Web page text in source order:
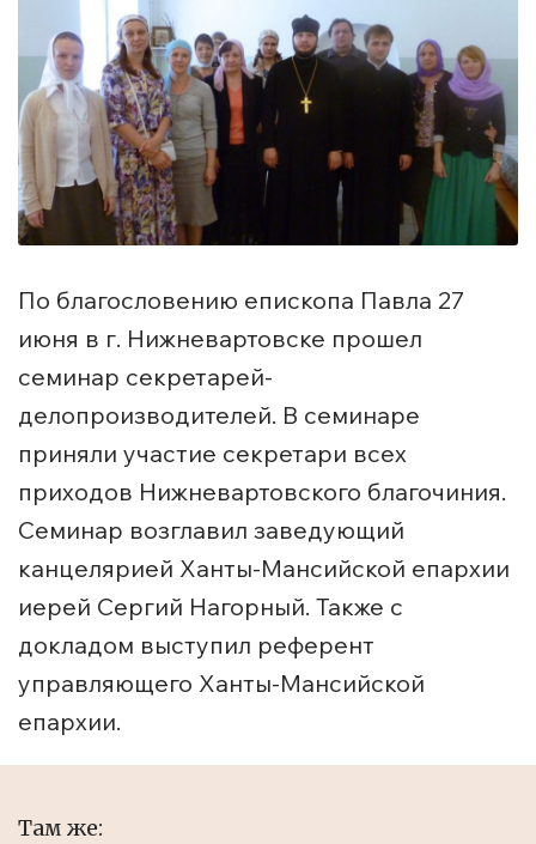
По благословению епископа Павла 27
июня в г. Нижневартовске прошел
семинар секретарей-
делопроизводителей. В семинаре
приняли участие секретари всех
приходов Нижневартовского благочиния.
Семинар возглавил заведующий
канцелярией Ханты-Мансийской епархии
иерей Сергий Нагорный. Также с
докладом выступил референт
управляющего Ханты-Мансийской
епархии.
Там же: